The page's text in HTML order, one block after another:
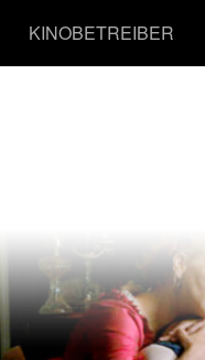
KINOBETREIBER